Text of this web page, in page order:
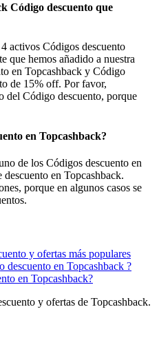
Código descuento que
activos Códigos descuento
que hemos añadido a nuestra
en Topcashback y Código
de 15% off. Por favor,
del Código descuento, porque
en Topcashback?
de los Códigos descuento en
en Topcashback.
porque en algunos casos se
y ofertas más populares
en Topcashback ?
en Topcashback?
y ofertas de Topcashback.